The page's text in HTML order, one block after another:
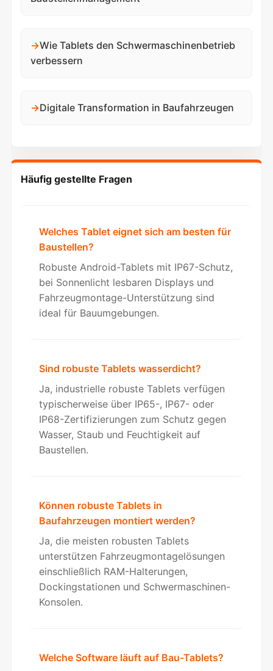
→Wie Tablets den Schwermaschinenbetrieb
verbessern
→Digitale Transformation in Baufahrzeugen
Häufig gestellte Fragen
Welches Tablet eignet sich am besten für
Baustellen?
Robuste Android-Tablets mit IP67-Schutz,
bei Sonnenlicht lesbaren Displays und
Fahrzeugmontage-Unterstützung sind
ideal für Bauumgebungen.
Sind robuste Tablets wasserdicht?
Ja, industrielle robuste Tablets verfügen
typischerweise über IP65-, IP67- oder
IP68-Zertifizierungen zum Schutz gegen
Wasser, Staub und Feuchtigkeit auf
Baustellen.
Können robuste Tablets in
Baufahrzeugen montiert werden?
Ja, die meisten robusten Tablets
unterstützen Fahrzeugmontagelösungen
einschließlich RAM-Halterungen,
Dockingstationen und Schwermaschinen-
Konsolen.
Welche Software läuft auf Bau-Tablets?